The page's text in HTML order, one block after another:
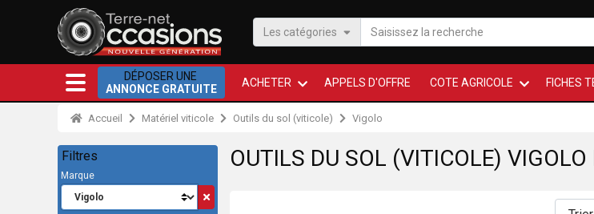
Les catégories
DÉPOSER UNE
ANNONCE GRATUITE
ACHETER APPELS D'OFFRE COTE AGRICOLE FICHES
Accueil Matériel viticole Outils du sol (viticole) Vigolo
Filtres
Marque
OUTILS DU SOL (VITICOLE) VIGOLO